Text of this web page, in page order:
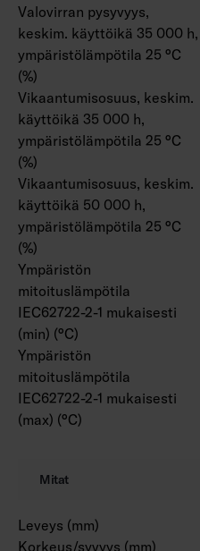
Valovirran pysyvyys,
keskim. käyttöikä 35 000 h,
ympäristölämpötila 25 °C
(%)
Vikaantumisosuus, keskim.
käyttöikä 35 000 h,
ympäristölämpötila 25 °C
(%)
Vikaantumisosuus, keskim.
käyttöikä 50 000 h,
ympäristölämpötila 25 °C
(%)
Ympäristön
mitoituslämpötila
IEC62722-2-1 mukaisesti
(min) (°C)
Ympäristön
mitoituslämpötila
IEC62722-2-1 mukaisesti
(max) (°C)
Mitat
Leveys (mm)
Korkeus/syvyys (mm)